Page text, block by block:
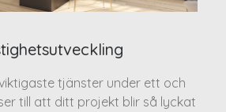
tjänster under ett och
till att ditt projekt blir så lyckat